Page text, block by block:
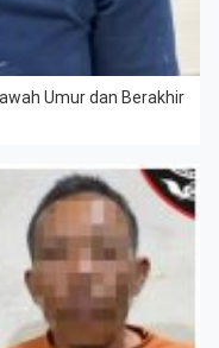
Umur dan Berakhir